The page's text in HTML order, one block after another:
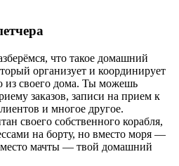
что такое домашний
организует и координирует
из своего дома. Ты можешь
заказов, записи на прием к
и многое другое.
своего собственного корабля,
на борту, но вместо моря —
мачты — твой домашний